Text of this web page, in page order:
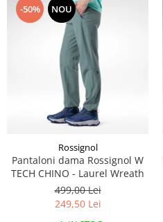
-50% NOU
Rossignol
Pantaloni dama Rossignol W
TECH CHINO - Laurel Wreath
499,00 Lei
249,50 Lei